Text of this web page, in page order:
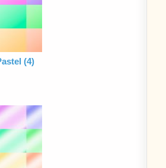
(4)